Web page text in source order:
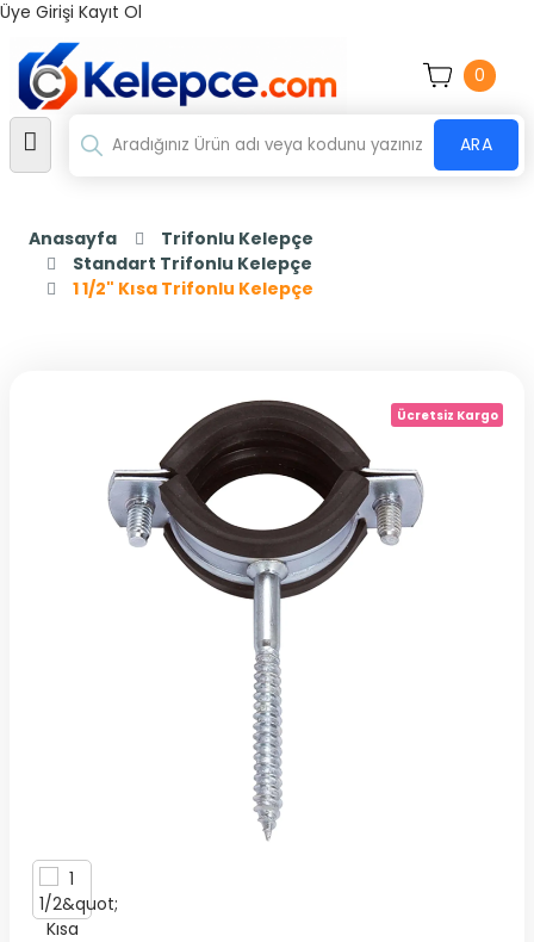
Üye Girişi Kayıt Ol
ARA
0
Anasayfa
Trifonlu Kelepçe
Standart Trifonlu Kelepçe
1 1/2" Kısa Trifonlu Kelepçe
Ücretsiz Kargo